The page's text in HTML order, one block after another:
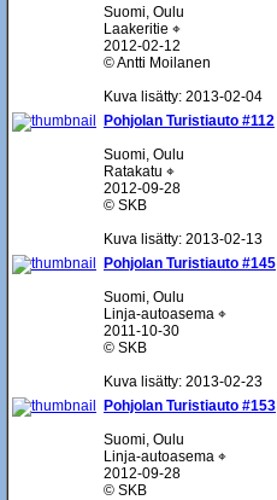
Suomi, Oulu
Laakeritie ⌖
2012-02-12
© Antti Moilanen
Kuva lisätty: 2013-02-04
Pohjolan Turistiauto #112
Suomi, Oulu
Ratakatu ⌖
2012-09-28
© SKB
Kuva lisätty: 2013-02-13
Pohjolan Turistiauto #145
Suomi, Oulu
Linja-autoasema ⌖
2011-10-30
© SKB
Kuva lisätty: 2013-02-23
Pohjolan Turistiauto #153
Suomi, Oulu
Linja-autoasema ⌖
2012-09-28
© SKB